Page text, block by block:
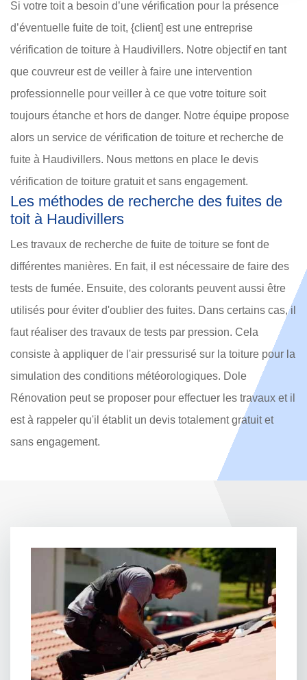
Si votre toit a besoin d’une vérification pour la présence
d’éventuelle fuite de toit, {client] est une entreprise
vérification de toiture à Haudivillers. Notre objectif en tant
que couvreur est de veiller à faire une intervention
professionnelle pour veiller à ce que votre toiture soit
toujours étanche et hors de danger. Notre équipe propose
alors un service de vérification de toiture et recherche de
fuite à Haudivillers. Nous mettons en place le devis
vérification de toiture gratuit et sans engagement.
Les méthodes de recherche des fuites de
toit à Haudivillers
Les travaux de recherche de fuite de toiture se font de
différentes manières. En fait, il est nécessaire de faire des
tests de fumée. Ensuite, des colorants peuvent aussi être
utilisés pour éviter d'oublier des fuites. Dans certains cas, il
faut réaliser des travaux de tests par pression. Cela
consiste à appliquer de l'air pressurisé sur la toiture pour la
simulation des conditions météorologiques. Dole
Rénovation peut se proposer pour effectuer les travaux et il
est à rappeler qu'il établit un devis totalement gratuit et
sans engagement.